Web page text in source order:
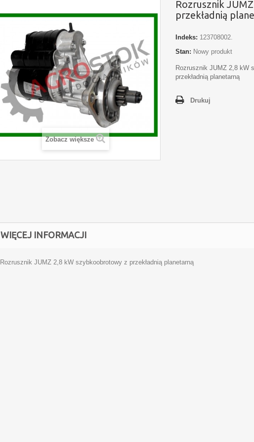
Zobacz większe
Rozrusznik
przekładnią
Indeks: 123708002.
Stan: Nowy produkt
Rozrusznik JUMZ 2,8 kW
przekładnią planetarną
Drukuj
WIĘCEJ INFORMACJI
Rozrusznik JUMZ 2,8 kW szybkoobrotowy z przekładnią planetarną